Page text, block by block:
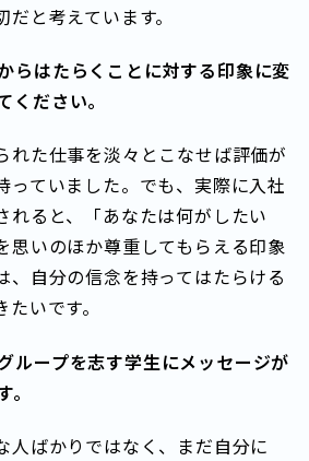
と考えています。
らはたらくことに対する印象に変
ください。
れた仕事を淡々とこなせば評価が
っていました。でも、実際に入社
れると、「あなたは何がしたい
思いのほか尊重してもらえる印象
、自分の信念を持ってはたらける
いです。
ループを志す学生にメッセージが
人ばかりではなく、まだ自分に